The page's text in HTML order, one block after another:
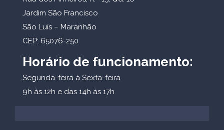
Jardim São Francisco
São Luís – Maranhão
CEP: 65076-250
Horário de funcionamento:
Segunda-feira à Sexta-feira
9h às 12h e das 14h às 17h